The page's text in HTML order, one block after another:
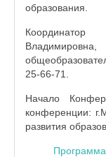
образования.
25-66-71.
Начало
конференции:
развития